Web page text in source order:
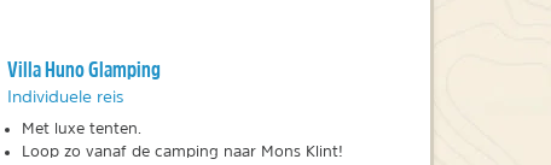
Villa Huno Glamping
Individuele reis
Met luxe tenten.
Loop zo vanaf de camping naar Mons Klint!